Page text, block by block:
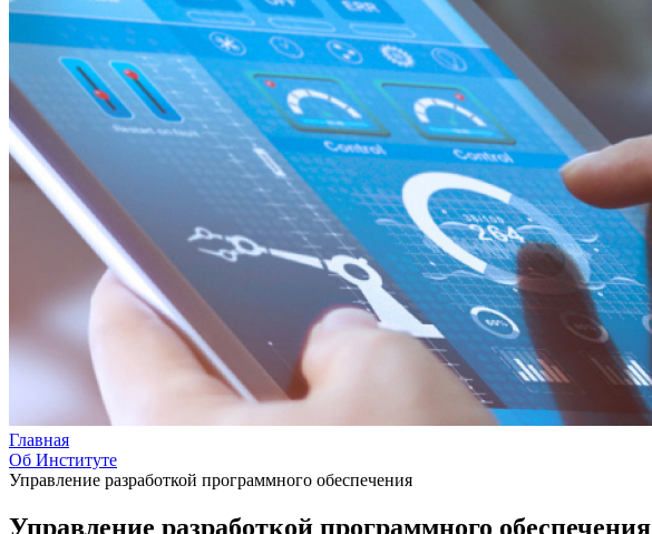
Главная
Об Институте
Управление разработкой программного обеспечения
Управление разработкой программного обеспечения